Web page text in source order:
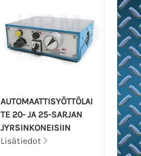
AUTOMAATTISYÖTTÖLAI
TE 20- JA 25-SARJAN
JYRSINKONEISIIN
Lisätiedot